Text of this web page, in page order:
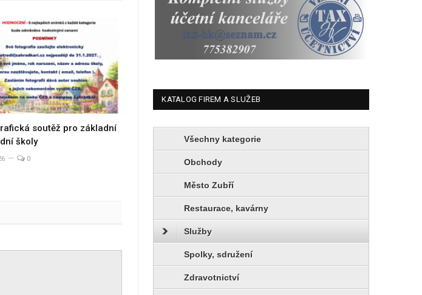
soutěž pro základní
školy
0
KATALOG FIREM A SLUŽEB
Všechny kategorie
Obchody
Město Zubří
Restaurace, kavárny
Služby
Spolky, sdružení
Zdravotnictví